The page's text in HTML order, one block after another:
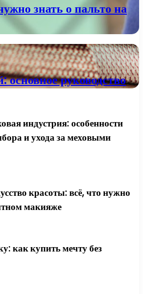
знать о пальто на
основное руководство
индустрия: особенности
и ухода за меховыми
красоты: всё, что нужно
макияже
как купить мечту без